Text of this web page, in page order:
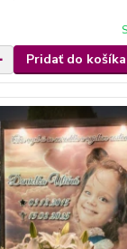
Pridať do košíka